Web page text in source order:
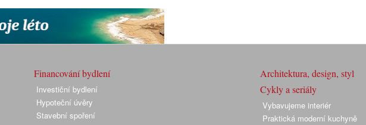
Financování bydlení
Investiční bydlení
Hypoteční úvěry
Stavební spoření
Architektura, design, styl
Cykly a seriály
Vybavujeme interiér
Praktická moderní kuchyně